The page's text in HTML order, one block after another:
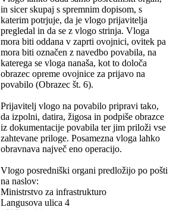
in sicer skupaj s spremnim dopisom, s
katerim potrjuje, da je vlogo prijavitelja
pregledal in da se z vlogo strinja. Vloga
mora biti oddana v zaprti ovojnici, ovitek pa
mora biti označen z navedbo povabila, na
katerega se vloga nanaša, kot to določa
obrazec opreme ovojnice za prijavo na
povabilo (Obrazec št. 6).
Prijavitelj vlogo na povabilo pripravi tako,
da izpolni, datira, žigosa in podpiše obrazce
iz dokumentacije povabila ter jim priloži vse
zahtevane priloge. Posamezna vloga lahko
obravnava največ eno operacijo.
Vlogo posredniški organi predložijo po pošti
na naslov:
Ministrstvo za infrastrukturo
Langusova ulica 4